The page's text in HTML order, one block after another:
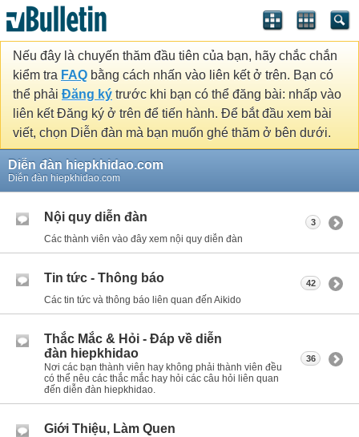
Nếu đây là chuyến thăm đầu tiên của bạn, hãy chắc chắn
kiểm tra FAQ bằng cách nhấn vào liên kết ở trên. Bạn có
thể phải Đăng ký trước khi bạn có thể đăng bài: nhấp vào
liên kết Đăng ký ở trên để tiến hành. Để bắt đầu xem bài
viết, chọn Diễn đàn mà bạn muốn ghé thăm ở bên dưới.
Diễn đàn hiepkhidao.com
Diễn đàn hiepkhidao.com
Nội quy diễn đàn
Các thành viên vào đây xem nội quy diễn đàn
3
Tin tức - Thông báo
Các tin tức và thông báo liên quan đến Aikido
42
Thắc Mắc & Hỏi - Đáp về diễn
đàn hiepkhidao
Nơi các bạn thành viên hay không phải thành viên đều
có thể nêu các thắc mắc hay hỏi các câu hỏi liên quan
đến diễn đàn hiepkhidao.
36
Giới Thiệu, Làm Quen